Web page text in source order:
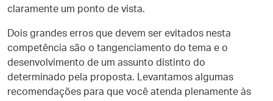
claramente um ponto de vista.
Dois grandes erros que devem ser evitados nesta
competência são o tangenciamento do tema e o
desenvolvimento de um assunto distinto do
determinado pela proposta. Levantamos algumas
recomendações para que você atenda plenamente às